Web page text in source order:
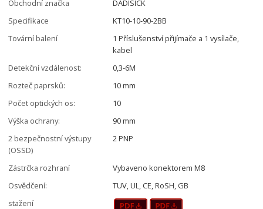
Obchodní značka
DADISICK
Specifikace
KT10-10-90-2BB
Tovární balení
1 Příslušenství přijímače a 1 vysílače,
kabel
Detekční vzdálenost:
0,3-6M
Rozteč paprsků:
10 mm
Počet optických os:
10
Výška ochrany:
90 mm
2 bezpečnostní výstupy
(OSSD)
2 PNP
Zástrčka rozhraní
Vybaveno konektorem M8
Osvědčení:
TUV, UL, CE, RoSH, GB
stažení